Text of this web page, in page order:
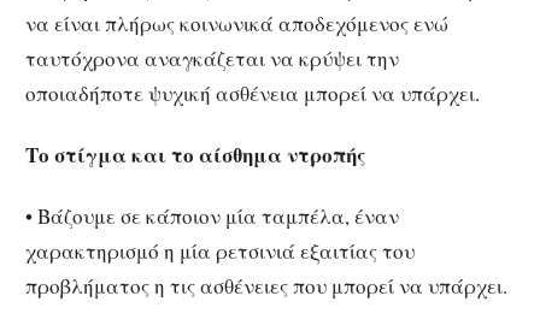
να είναι πλήρως κοινωνικά αποδεχόμενος ενώ
ταυτόχρονα αναγκάζεται να κρύψει την
οποιαδήποτε ψυχική ασθένεια μπορεί να υπάρχει.
Το στίγμα και το αίσθημα ντροπής
• Βάζουμε σε κάποιον μία ταμπέλα, έναν
χαρακτηρισμό η μία ρετσινιά εξαιτίας του
προβλήματος η τις ασθένειες που μπορεί να υπάρχει.